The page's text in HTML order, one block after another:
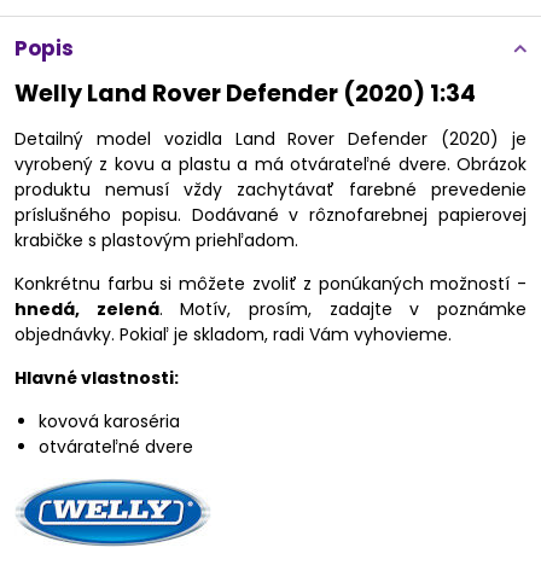
Popis
Welly Land Rover Defender (2020) 1:34
Detailný model vozidla Land Rover Defender (2020) je
vyrobený z kovu a plastu a má otvárateľné dvere. Obrázok
produktu nemusí vždy zachytávať farebné prevedenie
príslušného popisu. Dodávané v rôznofarebnej papierovej
krabičke s plastovým priehľadom.
Konkrétnu farbu si môžete zvoliť z ponúkaných možností -
hnedá, zelená. Motív, prosím, zadajte v poznámke
objednávky. Pokiaľ je skladom, radi Vám vyhovieme.
Hlavné vlastnosti:
kovová karoséria
otvárateľné dvere